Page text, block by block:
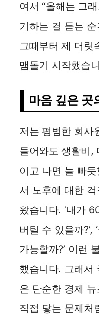
여서 “올해는 그
기하는 걸 듣는
그때부터 제 머릿
맴돌기 시작했습
마음 깊은 곳
저는 평범한 회사
들어와도 생활비,
이고 나면 늘 빠
서 노후에 대한
왔습니다. ‘내가
버틸 수 있을까?’,
가능할까?’ 이런
했습니다. 그래서
은 단순한 경제
직접 닿는 문제처